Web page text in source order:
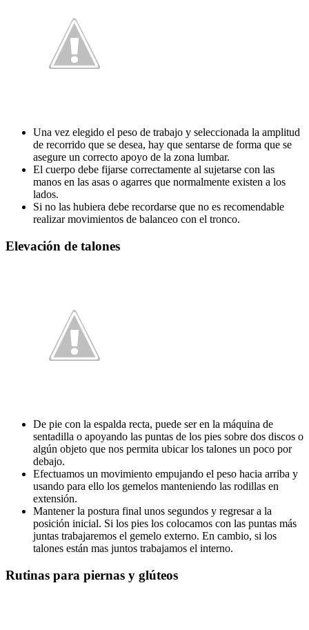
Una vez elegido el peso de trabajo y seleccionada la amplitud
de recorrido que se desea, hay que sentarse de forma que se
asegure un correcto apoyo de la zona lumbar.
El cuerpo debe fijarse correctamente al sujetarse con las
manos en las asas o agarres que normalmente existen a los
lados.
Si no las hubiera debe recordarse que no es recomendable
realizar movimientos de balanceo con el tronco.
Elevación de talones
De pie con la espalda recta, puede ser en la máquina de
sentadilla o apoyando las puntas de los pies sobre dos discos o
algún objeto que nos permita ubicar los talones un poco por
debajo.
Efectuamos un movimiento empujando el peso hacia arriba y
usando para ello los gemelos manteniendo las rodillas en
extensión.
Mantener la postura final unos segundos y regresar a la
posición inicial. Si los pies los colocamos con las puntas más
juntas trabajaremos el gemelo externo. En cambio, si los
talones están mas juntos trabajamos el interno.
Rutinas para piernas y glúteos